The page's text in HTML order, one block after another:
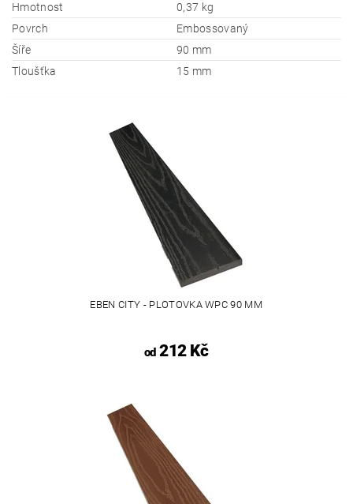
Hmotnost
0,37 kg
Povrch
Embossovaný
Šíře
90 mm
Tloušťka
15 mm
EBEN CITY - PLOTOVKA WPC 90 MM
od212 Kč